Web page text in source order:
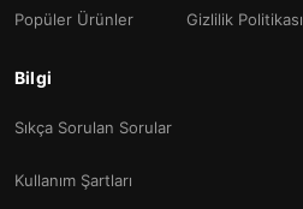
Popüler Ürünler Gizlilik Politikası
Bilgi
Sıkça Sorulan Sorular
Kullanım Şartları